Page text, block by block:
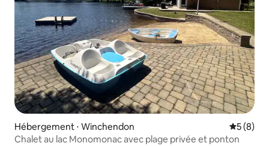
Hébergement ⋅ Winchendon
5 (8)
Chalet au lac Monomonac avec plage privée et ponton